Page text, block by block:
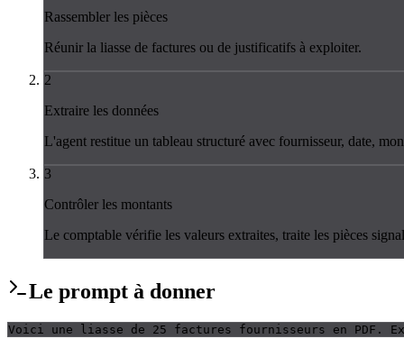
Rassembler les pièces
Réunir la liasse de factures ou de justificatifs à exploiter.
2
Extraire les données
L'agent restitue un tableau structuré avec fournisseur, date,
3
Contrôler les montants
Le comptable vérifie les valeurs extraites, traite les pièces
Le prompt à donner
Voici une liasse de 25 factures fournisseurs en PDF.